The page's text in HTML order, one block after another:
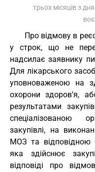
трьох місяців з
Про відмову в
у строк, що не
надсилає заявнику
Для лікарського
уповноваженою на
охорони здоров’я,
результатами
спеціалізованою
закупівлі, на
МОЗ та відповідною
яка здійснює
відповіді про